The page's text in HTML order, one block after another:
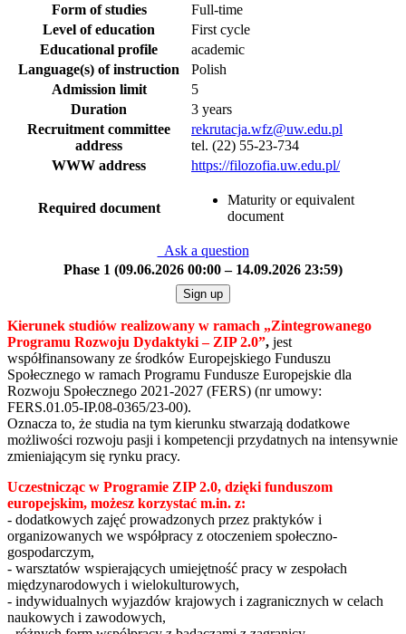
Form of studies
Full-time
Level of education
First cycle
Educational profile
academic
Language(s) of instruction
Polish
Admission limit
5
Duration
3 years
Recruitment committee
address
rekrutacja.wfz@uw.edu.pl
tel. (22) 55-23-734
WWW address
https://filozofia.uw.edu.pl/
Required document
Maturity or equivalent
document
Ask a question
Phase 1 (09.06.2026 00:00 – 14.09.2026 23:59)
Sign up
Kierunek studiów realizowany w ramach „Zintegrowanego
Programu Rozwoju Dydaktyki – ZIP 2.0”, jest
współfinansowany ze środków Europejskiego Funduszu
Społecznego w ramach Programu Fundusze Europejskie dla
Rozwoju Społecznego 2021-2027 (FERS) (nr umowy:
FERS.01.05-IP.08-0365/23-00).
Oznacza to, że studia na tym kierunku stwarzają dodatkowe
możliwości rozwoju pasji i kompetencji przydatnych na intensywnie
zmieniającym się rynku pracy.
Uczestnicząc w Programie ZIP 2.0, dzięki funduszom
europejskim, możesz korzystać m.in. z:
- dodatkowych zajęć prowadzonych przez praktyków i
organizowanych we współpracy z otoczeniem społeczno-
gospodarczym,
- warsztatów wspierających umiejętność pracy w zespołach
międzynarodowych i wielokulturowych,
- indywidualnych wyjazdów krajowych i zagranicznych w celach
naukowych i zawodowych,